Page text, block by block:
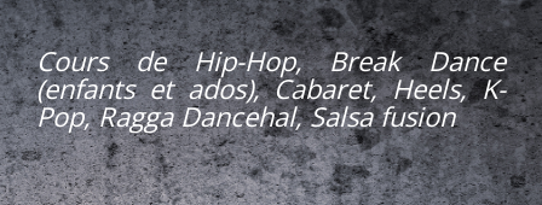
Cours de Hip-Hop, Break Dance
(enfants et ados), Cabaret, Heels, K-
Pop, Ragga Dancehal, Salsa fusion